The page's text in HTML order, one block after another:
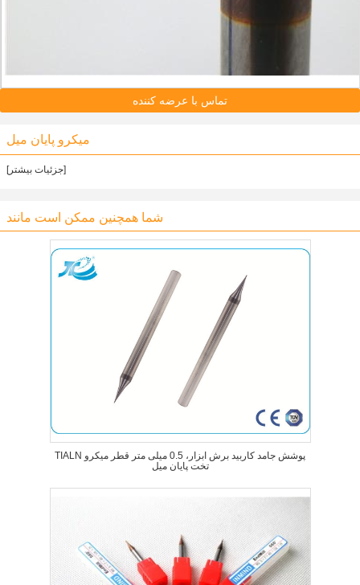
تماس با عرضه کننده
میکرو پایان میل
[جزئیات بیشتر]
شما همچنین ممکن است مانند
TIALN پوشش جامد کاربید برش ابزار، 0.5 میلی متر قطر میکرو
تخت پایان میل